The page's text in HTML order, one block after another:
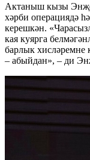
Актаныш кызы
хәрби операциядә
керешкән.
кая куярга
барлык хисләремне
– абыйдан», – ди